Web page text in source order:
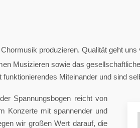
produzieren. Qualität geht uns
Musizieren sowie das
Miteinander und sind
Spannungsbogen reicht von
Konzerte mit spannender und
wir großen Wert darauf, die